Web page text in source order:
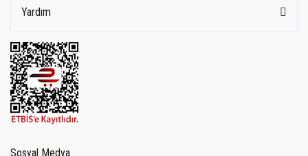
Yardım
Sosyal Medya